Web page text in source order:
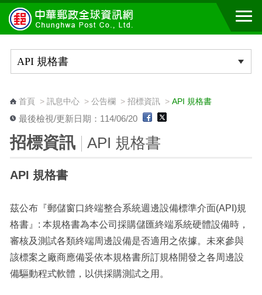
跳到主要內容區塊
首頁> 訊息中心> 公告欄 > 招標資訊> API 規格書
最後檢視/更新日期：114/06/20
招標資訊 API 規格書
API 規格書
茲公布『郵儲窗口終端整合系統週邊設備標準介面(API)規
格書』: 本規格書為本公司採購儲匯終端系統硬體設備時，
審核及測試各類終端周邊設備是否適用之依據。未來參與
該標案之廠商應備妥依本規格書所訂規格開發之各周邊設
備驅動程式軟體，以供採購測試之用。